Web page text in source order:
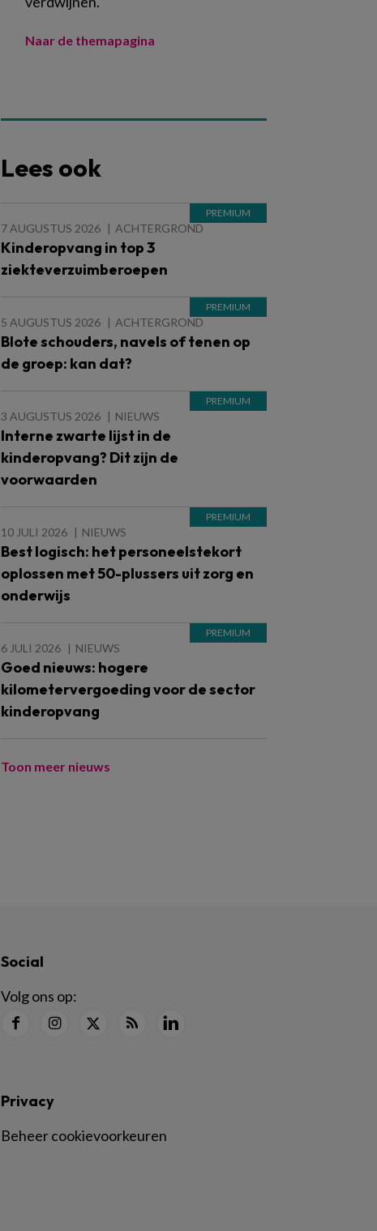
Naar de themapagina
Lees ook
7 AUGUSTUS 2026 ACHTERGROND
Kinderopvang in top 3
ziekteverzuimberoepen
5 AUGUSTUS 2026 ACHTERGROND
Blote schouders, navels of tenen op
de groep: kan dat?
3 AUGUSTUS 2026 NIEUWS
Interne zwarte lijst in de
kinderopvang? Dit zijn de
voorwaarden
10 JULI 2026 NIEUWS
Best logisch: het personeelstekort
oplossen met 50-plussers uit zorg en
onderwijs
6 JULI 2026 NIEUWS
Goed nieuws: hogere
kilometervergoeding voor de sector
kinderopvang
Toon meer nieuws
Social
Volg ons op:
Privacy
Beheer cookievoorkeuren